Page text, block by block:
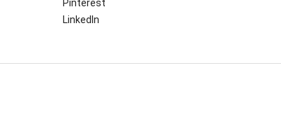
Pinterest
LinkedIn